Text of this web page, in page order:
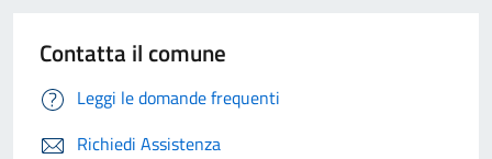
Contatta il comune
Leggi le domande frequenti
Richiedi Assistenza